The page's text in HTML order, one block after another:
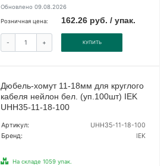
Обновлено 09.08.2026
Розничная цена: 162.26 руб. / упак.
- + КУПИТЬ
Дюбель-хомут 11-18мм для круглого
кабеля нейлон бел. (уп.100шт) IEK
UHH35-11-18-100
Артикул:
UHH35-11-18-100
Бренд:
IEK
На складе 1059 упак.